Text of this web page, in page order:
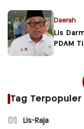
Daerah
Lis
PDAM
Tag Terpopuler
01 Lis-Raja